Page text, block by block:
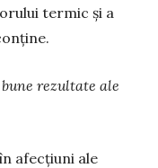
termic și a
rezultate ale
afecțiuni ale